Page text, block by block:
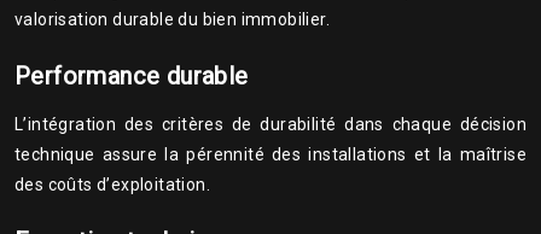
valorisation durable du bien immobilier.
Performance durable
L’intégration des critères de durabilité dans chaque décision
technique assure la pérennité des installations et la maîtrise
des coûts d’exploitation.